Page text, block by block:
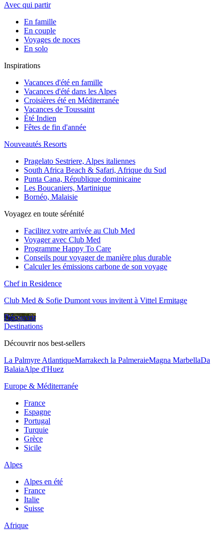
Avec qui partir
En famille
En couple
Voyages de noces
En solo
Inspirations
Vacances d'été en famille
Vacances d'été dans les Alpes
Croisières été en Méditerranée
Vacances de Toussaint
Été Indien
Fêtes de fin d'année
Nouveautés Resorts
Pragelato Sestriere, Alpes italiennes
South Africa Beach & Safari, Afrique du Sud
Punta Cana, République dominicaine
Les Boucaniers, Martinique
Bornéo, Malaisie
Voyagez en toute sérénité
Facilitez votre arrivée au Club Med
Voyager avec Club Med
Programme Happy To Care
Conseils pour voyager de manière plus durable
Calculer les émissions carbone de son voyage
Chef in Residence
Club Med & Sofie Dumont vous invitent à Vittel Ermitage
Découvrir
Destinations
Découvrir nos best-sellers
La Palmyre AtlantiqueMarrakech la PalmeraieMagna MarbellaDa
BalaiaAlpe d'Huez
Europe & Méditerranée
France
Espagne
Portugal
Turquie
Grèce
Sicile
Alpes
Alpes en été
France
Italie
Suisse
Afrique